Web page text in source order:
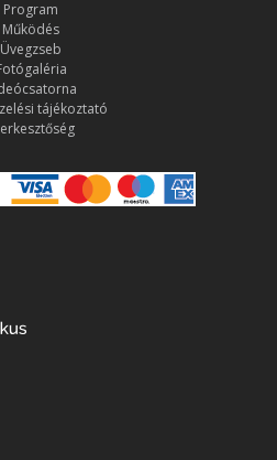
Program
Működés
Üvegzseb
tájékoztató